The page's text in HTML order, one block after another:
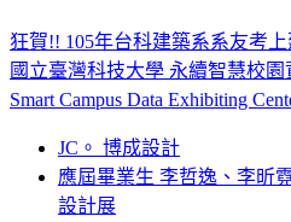
狂賀!! 105年台科建築系系友考
國立臺灣科技大學 永續智慧校園
Smart Campus Data Exhibiting
JC。 博成設計
應屆畢業生 李哲逸、李昕
設計展